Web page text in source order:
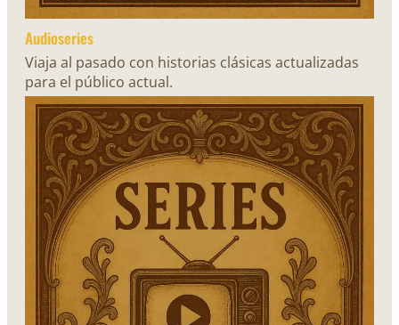
Audioseries
Viaja al pasado con historias clásicas actualizadas
para el público actual.